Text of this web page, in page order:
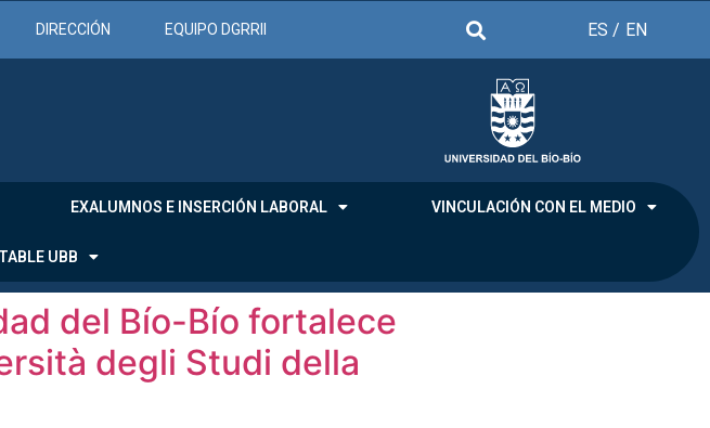
DIRECCIÓN EQUIPO DGRRII ES / EN
EXALUMNOS E INSERCIÓN LABORAL VINCULACIÓN CON EL MEDIO
UBB
del Bío-Bío fortalece
degli Studi della